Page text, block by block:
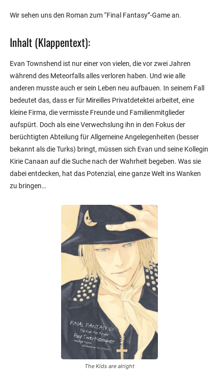
Wir sehen uns den Roman zum “Final Fantasy”-Game an.
Inhalt (Klappentext):
Evan Townshend ist nur einer von vielen, die vor zwei Jahren
während des Meteorfalls alles verloren haben. Und wie alle
anderen musste auch er sein Leben neu aufbauen. In seinem Fall
bedeutet das, dass er für Mireilles Privatdetektei arbeitet, eine
kleine Firma, die vermisste Freunde und Familienmitglieder
aufspürt. Doch als eine Verwechslung ihn in den Fokus der
berüchtigten Abteilung für Allgemeine Angelegenheiten (besser
bekannt als die Turks) bringt, müssen sich Evan und seine Kollegin
Kirie Canaan auf die Suche nach der Wahrheit begeben. Was sie
dabei entdecken, hat das Potenzial, eine ganze Welt ins Wanken
zu bringen…
The Kids are alright